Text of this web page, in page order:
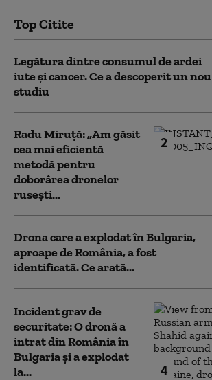
Top Citite
Legătura dintre consumul de ardei
iute și cancer. Ce a descoperit un nou
studiu
2
Radu Miruță: „Am găsit
cea mai eficientă
metodă pentru
doborârea dronelor
rusești...
Drona care a explodat în Bulgaria,
aproape de România, a fost
identificată. Ce arată...
4
Incident grav de
securitate: O dronă a
intrat din România în
Bulgaria şi a explodat
la...